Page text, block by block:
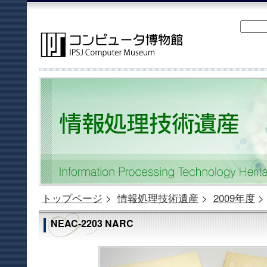
トップページ > 情報処理技術遺産 > 2009年度 >
NEAC-2203 NARC